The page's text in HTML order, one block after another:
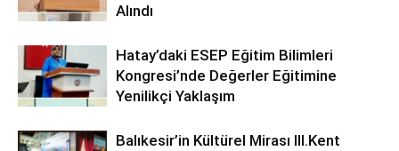
Alındı
Hatay’daki ESEP Eğitim Bilimleri
Kongresi’nde Değerler Eğitimine
Yenilikçi Yaklaşım
Balıkesir’in Kültürel Mirası lll.Kent